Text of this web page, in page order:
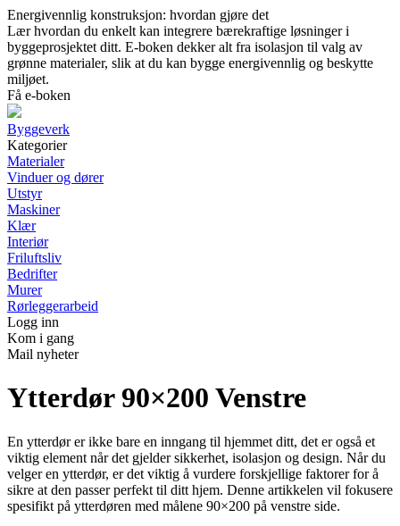
Energivennlig konstruksjon: hvordan gjøre det
Lær hvordan du enkelt kan integrere bærekraftige løsninger i
byggeprosjektet ditt. E-boken dekker alt fra isolasjon til valg av
grønne materialer, slik at du kan bygge energivennlig og beskytte
miljøet.
Få e-boken
Byggeverk
Kategorier
Materialer
Vinduer og dører
Utstyr
Maskiner
Klær
Interiør
Friluftsliv
Bedrifter
Murer
Rørleggerarbeid
Logg inn
Kom i gang
Mail nyheter
Ytterdør 90×200 Venstre
En ytterdør er ikke bare en inngang til hjemmet ditt, det er også et
viktig element når det gjelder sikkerhet, isolasjon og design. Når du
velger en ytterdør, er det viktig å vurdere forskjellige faktorer for å
sikre at den passer perfekt til ditt hjem. Denne artikkelen vil fokusere
spesifikt på ytterdøren med målene 90×200 på venstre side.